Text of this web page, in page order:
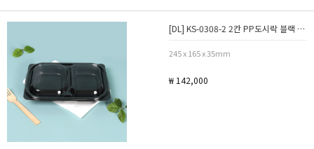
[DL] KS-0308-2 2칸 PP도시락 블랙 380세트
245 x 165 x 35mm
₩ 142,000